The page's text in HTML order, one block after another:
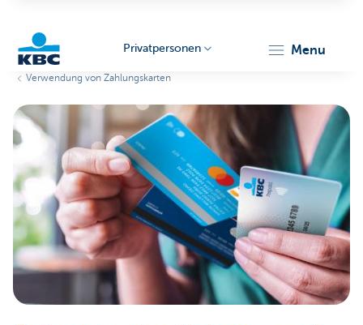
Particulieren
Privatpersonen menu
Verwendung von Zahlungskarten